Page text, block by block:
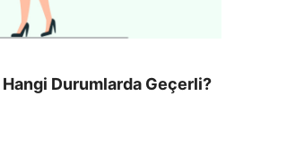
Durumlarda Geçerli?